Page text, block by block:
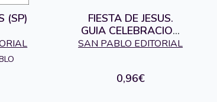
(SP)
FIESTA DE JESUS.
GUIA CELEBRACION
EUCARISTICA.
SAN PABLO EDITORIAL
0,96€